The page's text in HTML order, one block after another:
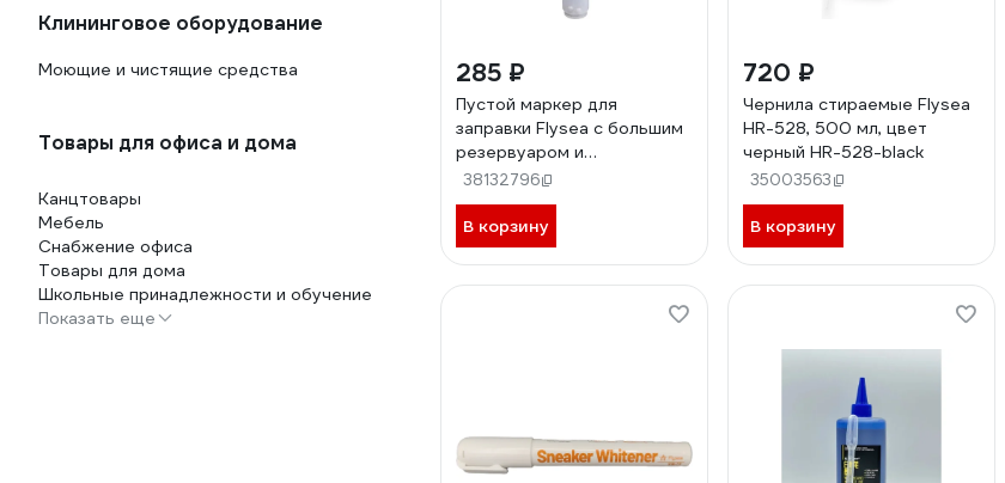
Клининговое оборудование
Моющие и чистящие средства
Товары для офиса и дома
Канцтовары
Мебель
Снабжение офиса
Товары для дома
Школьные принадлежности и обучение
Показать еще
285 ₽
Пустой маркер для
заправки Flysea с большим
резервуаром и
наконечником 15,0 мм TPP-
22
38132796
В корзину
720 ₽
Чернила стираемые Flysea
HR-528, 500 мл, цвет
черный HR-528-black
35003563
В корзину